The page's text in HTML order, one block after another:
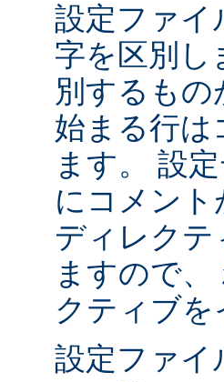
設定ファイ
字を区別し
別するも
始まる行は
ます。 設
にコメン
ディレクテ
ますので
クティブ
設定ファ